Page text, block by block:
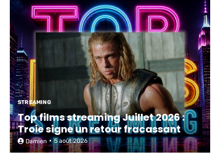
STREAMING
Top films streaming Juillet 2026 :
Troie signe un retour fracassant
Damien 5 août 2026